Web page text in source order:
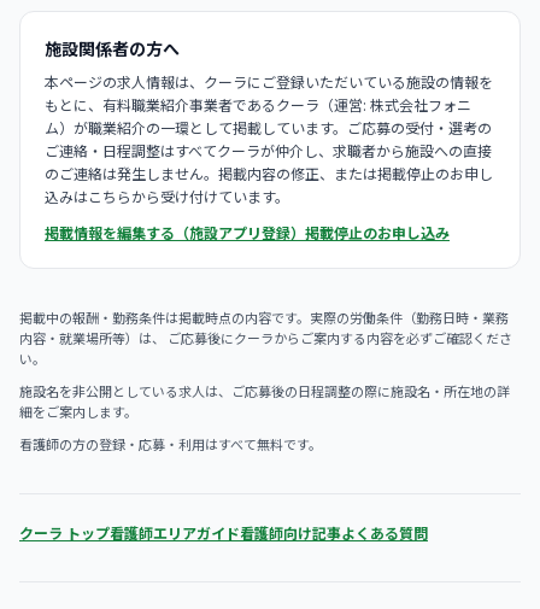
施設関係者の方へ
本ページの求人情報は、クーラにご登録いただいている施設の情報を
もとに、有料職業紹介事業者であるクーラ（運営: 株式会社フォニ
ム）が職業紹介の一環として掲載しています。ご応募の受付・選考の
ご連絡・日程調整はすべてクーラが仲介し、求職者から施設への直接
のご連絡は発生しません。掲載内容の修正、または掲載停止のお申し
込みはこちらから受け付けています。
掲載情報を編集する（施設アプリ登録） 掲載停止のお申し込み
掲載中の報酬・勤務条件は掲載時点の内容です。実際の労働条件（勤務日時・業務
内容・就業場所等）は、 ご応募後にクーラからご案内する内容を必ずご確認くださ
い。
施設名を非公開としている求人は、ご応募後の日程調整の際に施設名・所在地の詳
細をご案内します。
看護師の方の登録・応募・利用はすべて無料です。
クーラ トップ看護師エリアガイド看護師向け記事よくある質問